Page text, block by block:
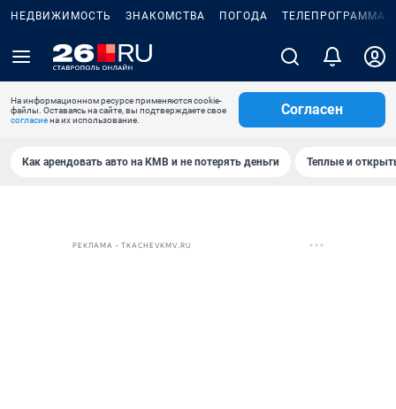
НЕДВИЖИМОСТЬ ЗНАКОМСТВА ПОГОДА ТЕЛЕПРОГРАММА
На информационном ресурсе применяются cookie-
файлы. Оставаясь на сайте, вы подтверждаете свое
согласиена их использование.
Согласен
Как арендовать авто на КМВ и не потерять деньги Теплые и
РЕКЛАМА • TKACHEVKMV.RU